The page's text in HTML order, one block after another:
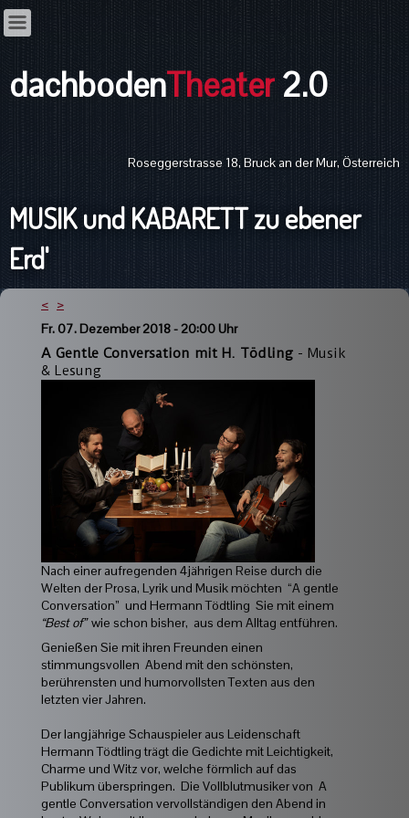
dachbodenTheater2.0
Roseggerstrasse 18, Bruck an der Mur, Österreich
MUSIK und KABARETT zu ebener
Erd'
< >
Fr. 07. Dezember 2018 - 20:00 Uhr
A Gentle Conversation mit H. Tödling - Musik
& Lesung
Nach einer aufregenden 4jährigen Reise durch die
Welten der Prosa, Lyrik und Musik möchten “A gentle
Conversation” und Hermann Tödtling Sie mit einem
“Best of”wie schon bisher, aus dem Alltag entführen.
Genießen Sie mit ihren Freunden einen
stimmungsvollen Abend mit den schönsten,
berührensten und humorvollsten Texten aus den
letzten vier Jahren.
Der langjährige Schauspieler aus Leidenschaft
Hermann Tödtling trägt die Gedichte mit Leichtigkeit,
Charme und Witz vor, welche förmlich auf das
Publikum überspringen. Die Vollblutmusiker von A
gentle Conversation vervollständigen den Abend in